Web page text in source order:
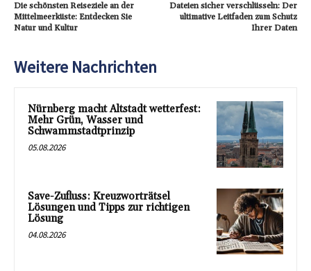
Die schönsten Reiseziele an der
Mittelmeerküste: Entdecken Sie
Natur und Kultur
Dateien sicher verschlüsseln: Der
ultimative Leitfaden zum Schutz
Ihrer Daten
Weitere Nachrichten
Nürnberg macht Altstadt wetterfest:
Mehr Grün, Wasser und
Schwammstadtprinzip
05.08.2026
Save-Zufluss: Kreuzworträtsel
Lösungen und Tipps zur richtigen
Lösung
04.08.2026